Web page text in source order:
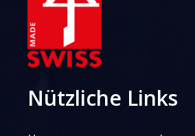
Nützliche Links